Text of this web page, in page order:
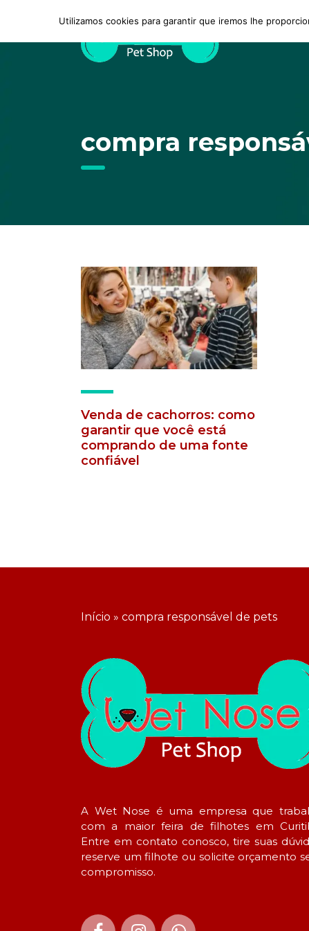
compra
Venda de cachorros: como
garantir que você está
comprando de uma fonte
confiável
Início » compra responsável de pets
A Wet Nose é uma empresa que
com a maior feira de filhotes em
Entre em contato conosco, tire suas
reserve um filhote ou solicite orçamento
compromisso.
Utilizamos cookies para garantir que iremos lhe